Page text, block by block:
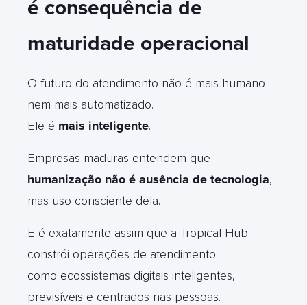
é consequência de
maturidade operacional
O futuro do atendimento não é mais humano
nem mais automatizado.
Ele é mais inteligente.
Empresas maduras entendem que
humanização não é ausência de tecnologia,
mas uso consciente dela.
E é exatamente assim que a Tropical Hub
constrói operações de atendimento:
como ecossistemas digitais inteligentes,
previsíveis e centrados nas pessoas.